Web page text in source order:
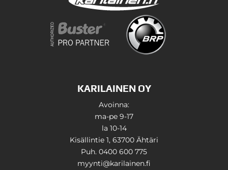
KARILAINEN OY
Avoinna:
ma-pe 9-17
la 10-14
Kisällintie 1, 63700 Ähtäri
Puh. 0400 600 775
myynti@karilainen.fi